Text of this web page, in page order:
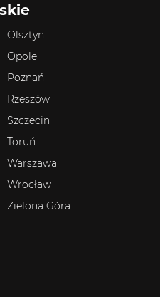
Olsztyn
Opole
Poznań
Rzeszów
Szczecin
Toruń
Warszawa
Wrocław
Zielona Góra